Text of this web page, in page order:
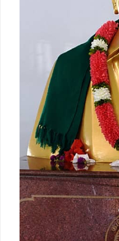
முதலமைச்சர்
சங்க மாநில